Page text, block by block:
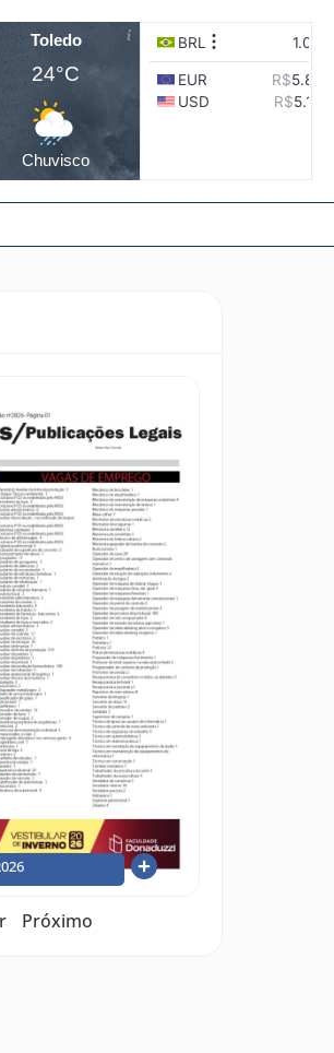
Toledo
24°C
Chuvisco
Próximo